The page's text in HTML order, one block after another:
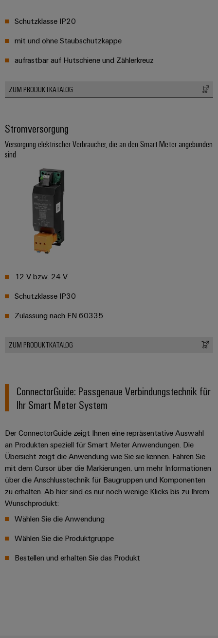
Schutzklasse IP20
mit und ohne Staubschutzkappe
aufrastbar auf Hutschiene und Zählerkreuz
ZUM PRODUKTKATALOG
Stromversorgung
Versorgung elektrischer Verbraucher, die an den Smart Meter angebunden
sind
12 V bzw. 24 V
Schutzklasse IP30
Zulassung nach EN 60335
ZUM PRODUKTKATALOG
ConnectorGuide: Passgenaue Verbindungstechnik für
Ihr Smart Meter System
Der ConnectorGuide zeigt Ihnen eine repräsentative Auswahl
an Produkten speziell für Smart Meter Anwendungen. Die
Übersicht zeigt die Anwendung wie Sie sie kennen. Fahren Sie
mit dem Cursor über die Markierungen, um mehr Informationen
über die Anschlusstechnik für Baugruppen und Komponenten
zu erhalten. Ab hier sind es nur noch wenige Klicks bis zu Ihrem
Wunschprodukt:
Wählen Sie die Anwendung
Wählen Sie die Produktgruppe
Bestellen und erhalten Sie das Produkt